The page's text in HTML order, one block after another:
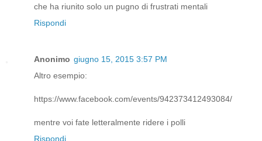
che ha riunito solo un pugno di frustrati mentali
Rispondi
Anonimo giugno 15, 2015 3:57 PM
Altro esempio:
https://www.facebook.com/events/942373412493084/
mentre voi fate letteralmente ridere i polli
Rispondi